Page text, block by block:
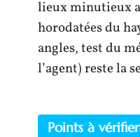
lieux minutieux
horodatées du
angles, test du
l’agent) reste la
Points à